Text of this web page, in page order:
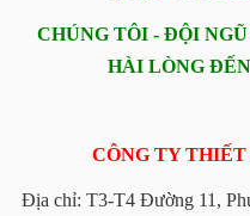
CHÚNG TÔI - ĐỘI
HÀI LÒNG
CÔNG TY
Địa chỉ: T3-T4 Đường 11,